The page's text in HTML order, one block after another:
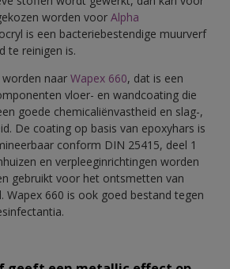
worden voor Alpha
is een bacteriebestendige muurverf
te reinigen is.
worden naar Wapex 660, dat is een
vloer- en wandcoating die
goede chemicaliënvastheid en slag-,
De coating op basis van epoxyhars is
conform DIN 25415, deel 1
en verpleeginrichtingen worden
gebruikt voor het ontsmetten van
Wapex 660 is ook goed bestand tegen